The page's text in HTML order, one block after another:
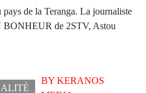
de la Teranga. La journaliste
BONHEUR de 2STV, Astou
BYKERANOS